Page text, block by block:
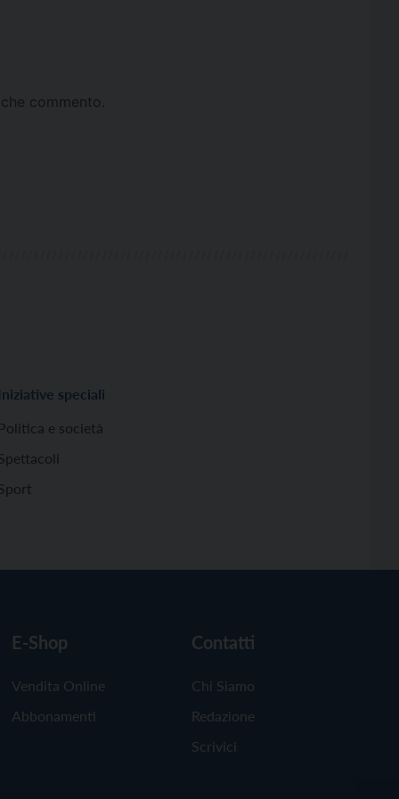
commento.
Iniziative speciali
Politica e società
E-Shop
Vendita Online
Abbonamenti
Contatti
Chi Siamo
Redazione
Scrivici